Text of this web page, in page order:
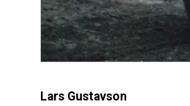
Lars Gustavson